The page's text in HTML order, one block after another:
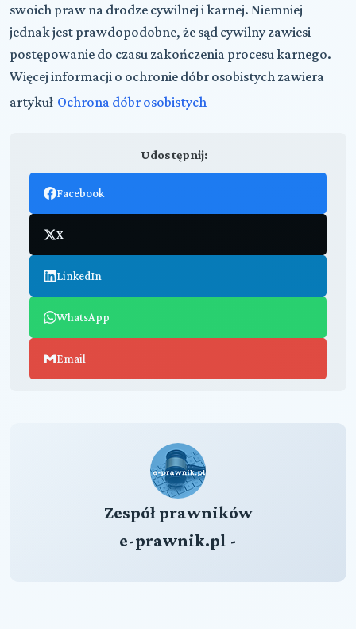
swoich praw na drodze cywilnej i karnej. Niemniej
jednak jest prawdopodobne, że sąd cywilny zawiesi
postępowanie do czasu zakończenia procesu karnego.
Więcej informacji o ochronie dóbr osobistych zawiera
artykuł Ochrona dóbr osobistych
Udostępnij:
Facebook
X
LinkedIn
WhatsApp
Email
Zespół prawników
e-prawnik.pl -